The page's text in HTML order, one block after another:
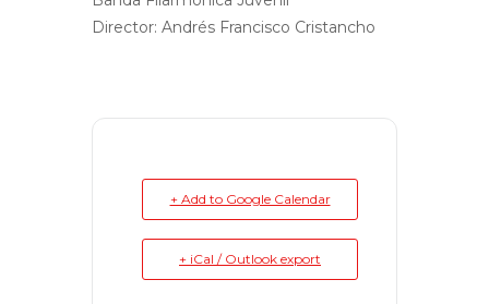
Director: Andrés Francisco Cristancho
+ Add to Google Calendar
+ iCal / Outlook export